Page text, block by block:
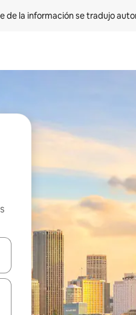
de la información se tradujo
las teclas de flecha hacia